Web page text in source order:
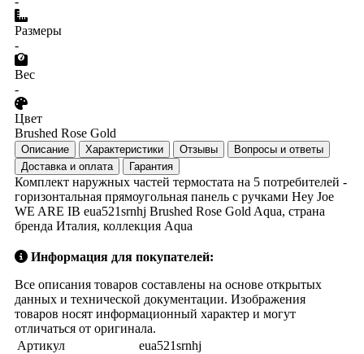
Размеры
-
Вес
-
Цвет
Brushed Rose Gold
Описание Характеристики Отзывы
Вопросы и ответы
Доставка и оплата
Гарантия
Комплект наружных частей термостата на 5 потребителей -
горизонтальная прямоугольная панель с ручками Hey Joe
WE ARE IB eua521srnhj Brushed Rose Gold Aqua, страна
бренда Италия, коллекция Aqua
Информация для покупателей:
Все описания товаров составлены на основе открытых
данных и технической документации. Изображения
товаров носят информационный характер и могут
отличаться от оригинала.
Артикул
eua521srnhj